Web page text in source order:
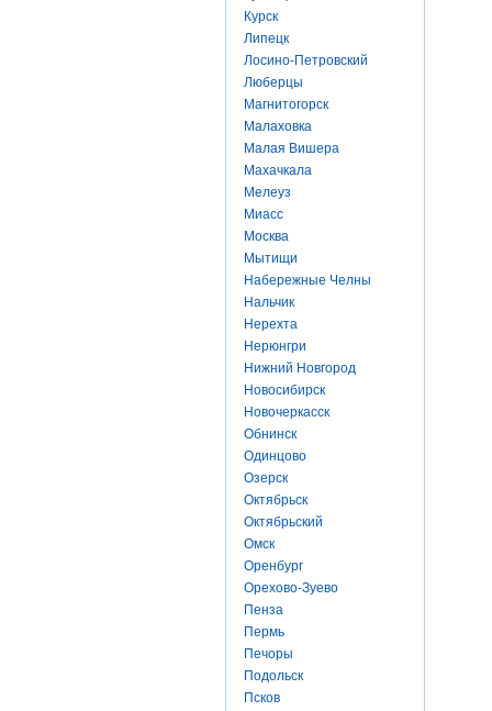
Курск
Липецк
Лосино-Петровский
Люберцы
Магнитогорск
Малаховка
Малая Вишера
Махачкала
Мелеуз
Миасс
Москва
Мытищи
Набережные Челны
Нальчик
Нерехта
Нерюнгри
Нижний Новгород
Новосибирск
Новочеркасск
Обнинск
Одинцово
Озерск
Октябрьск
Октябрьский
Омск
Оренбург
Орехово-Зуево
Пенза
Пермь
Печоры
Подольск
Псков